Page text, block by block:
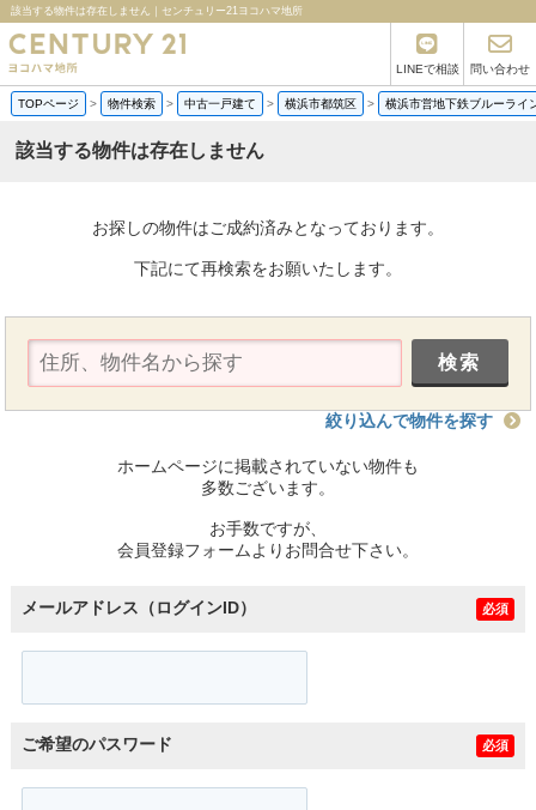
該当する物件は存在しません｜センチュリー21ヨコハマ地所
LINEで相談 問い合わせ
TOPページ > 物件検索 > 中古一戸建て > 横浜市都筑区 > 横浜市営地下鉄ブルーライ
該当する物件は存在しません
お探しの物件はご成約済みとなっております。
下記にて再検索をお願いたします。
絞り込んで物件を探す
ホームページに掲載されていない物件も
多数ございます。
お手数ですが、
会員登録フォームよりお問合せ下さい。
メールアドレス（ログインID） 必須
ご希望のパスワード 必須